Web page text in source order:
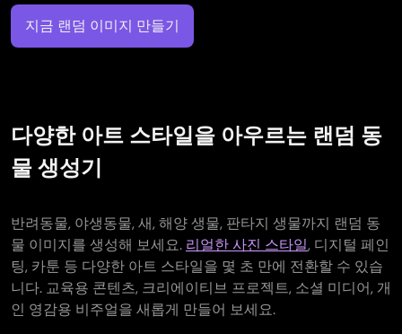
지금 랜덤 이미지 만들기
다양한 아트 스타일을 아우르는 랜덤 동
물 생성기
반려동물, 야생동물, 새, 해양 생물, 판타지 생물까지 랜덤 동
물 이미지를 생성해 보세요. 리얼한 사진 스타일, 디지털 페인
팅, 카툰 등 다양한 아트 스타일을 몇 초 만에 전환할 수 있습
니다. 교육용 콘텐츠, 크리에이티브 프로젝트, 소셜 미디어, 개
인 영감용 비주얼을 새롭게 만들어 보세요.